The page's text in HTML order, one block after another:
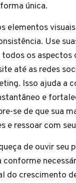
única.
elementos
Use
os aspectos
até as redes
Isso ajuda a
e
se de que sua
e ressoar com
de ouvir seu
conforme
do crescimento